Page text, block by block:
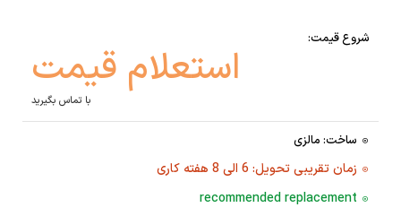
شروع قیمت:
استعلام قیمت
با تماس بگیرید
ساخت: مالزی
زمان تقریبی تحویل: 6 الی 8 هفته کاری
recommended replacement